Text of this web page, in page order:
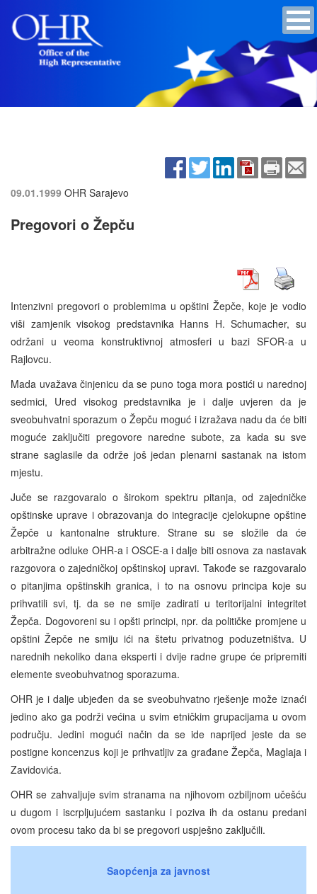
09.01.1999 OHR Sarajevo
Pregovori o Žepču
Intenzivni pregovori o problemima u opštini Žepče, koje je vodio
viši zamjenik visokog predstavnika Hanns H. Schumacher, su
održani u veoma konstruktivnoj atmosferi u bazi SFOR-a u
Rajlovcu.
Mada uvažava činjenicu da se puno toga mora postići u narednoj
sedmici, Ured visokog predstavnika je i dalje uvjeren da je
sveobuhvatni sporazum o Žepču moguć i izražava nadu da će biti
moguće zaključiti pregovore naredne subote, za kada su sve
strane saglasile da održe još jedan plenarni sastanak na istom
mjestu.
Juče se razgovaralo o širokom spektru pitanja, od zajedničke
opštinske uprave i obrazovanja do integracije cjelokupne opštine
Žepče u kantonalne strukture. Strane su se složile da će
arbitražne odluke OHR-a i OSCE-a i dalje biti osnova za nastavak
razgovora o zajedničkoj opštinskoj upravi. Takođe se razgovaralo
o pitanjima opštinskih granica, i to na osnovu principa koje su
prihvatili svi, tj. da se ne smije zadirati u teritorijalni integritet
Žepča. Dogovoreni su i opšti principi, npr. da političke promjene u
opštini Žepče ne smiju ići na štetu privatnog poduzetništva. U
narednih nekoliko dana eksperti i dvije radne grupe će pripremiti
elemente sveobuhvatnog sporazuma.
OHR je i dalje ubjeđen da se sveobuhvatno rješenje može iznaći
jedino ako ga podrži većina u svim etničkim grupacijama u ovom
području. Jedini mogući način da se ide naprijed jeste da se
postigne koncenzus koji je prihvatljiv za građane Žepča, Maglaja i
Zavidovića.
OHR se zahvaljuje svim stranama na njihovom ozbiljnom učešću
u dugom i iscrpljujućem sastanku i poziva ih da ostanu predani
ovom procesu tako da bi se pregovori uspješno zaključili.
Saopćenja za javnost